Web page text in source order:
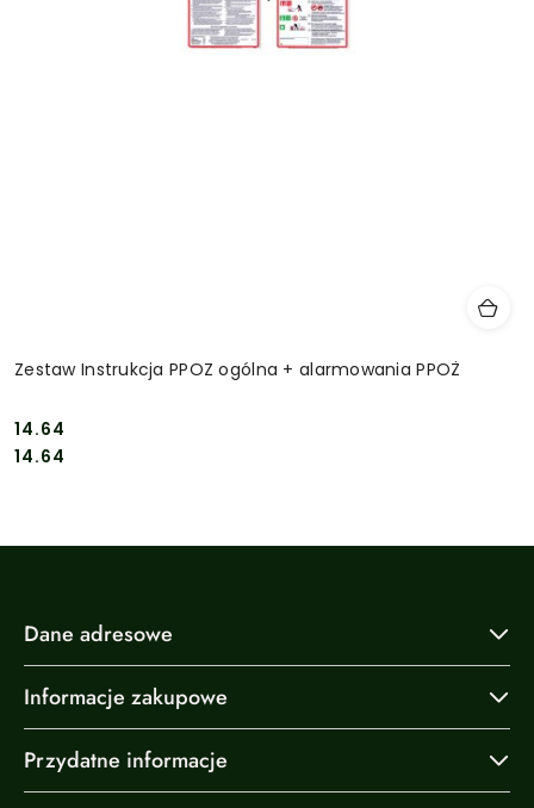
Zestaw Instrukcja PPOZ ogólna + alarmowania PPOŻ
Cena:
14.64
Cena:
14.64
Dane adresowe
Informacje zakupowe
Przydatne informacje